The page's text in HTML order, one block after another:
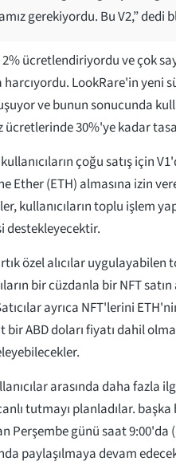
gerekiyordu. Bu V2,” dedi
ücretlendiriyordu ve çok
harcıyordu. LookRare'in yeni
ve bunun sonucunda
ücretlerinde 30%'ye kadar
çoğu satış için
Ether (ETH) almasına izin
kullanıcıların toplu işlem
destekleyecektir.
özel alıcılar uygulayabilen
bir cüzdanla bir NFT
ayrıca NFT'lerini
ABD doları fiyatı dahil
arasında daha fazla
tutmayı planladılar.
Perşembe günü saat 9:00'da
paylaşılmaya devam